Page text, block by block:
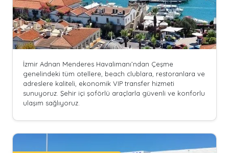
İzmir Adnan Menderes Havalimanı’ndan Çeşme
genelindeki tüm otellere, beach clublara, restoranlara ve
adreslere kaliteli, ekonomik VIP transfer hizmeti
sunuyoruz. Şehir içi şoförlü araçlarla güvenli ve konforlu
ulaşım sağlıyoruz.